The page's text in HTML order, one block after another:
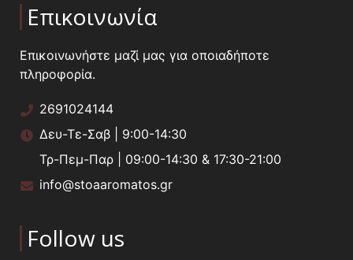
Επικοινωνία
Επικοινωνήστε μαζί μας για οποιαδήποτε
πληροφορία.
2691024144
Δευ-Τε-Σαβ | 9:00-14:30
Τρ-Πεμ-Παρ | 09:00-14:30 & 17:30-21:00
info@stoaaromatos.gr
Follow us